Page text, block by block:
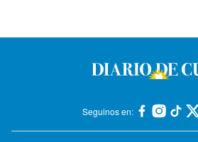
Seguinos en: